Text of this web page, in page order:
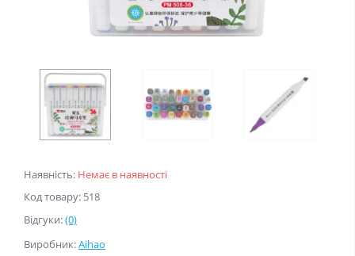
Наявність: Немає в наявності
Код товару: 518
Відгуки:(0)
Виробник:Aihao